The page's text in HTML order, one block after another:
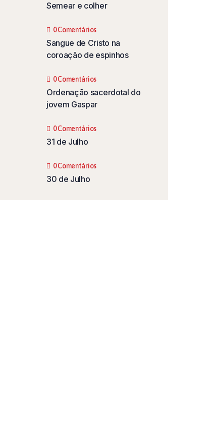
Semear e colher
0 Comentários
Sangue de Cristo na
coroação de espinhos
0 Comentários
Ordenação sacerdotal do
jovem Gaspar
0 Comentários
31 de Julho
0 Comentários
30 de Julho